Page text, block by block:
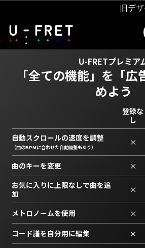
旧デ
U-FRETプレミア
「全ての機能」を 「
めよう
登録な
し
自動スクロールの速度を調整
（曲のBPMに合わせた自動調整もあり） ×
曲のキーを変更 ×
お気に入りに上限なしで曲を追
加
×
メトロノームを使用 ×
コード譜を自分用に編集 ×